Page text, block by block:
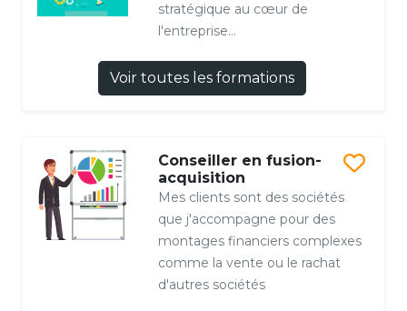
stratégique au cœur de
l'entreprise...
Voir toutes les formations
Conseiller en fusion-
acquisition
Mes clients sont des sociétés
que j'accompagne pour des
montages financiers complexes
comme la vente ou le rachat
d'autres sociétés